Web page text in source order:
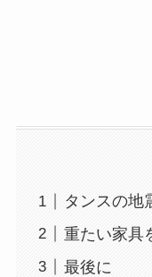
タンスの地
重たい家具
最後に